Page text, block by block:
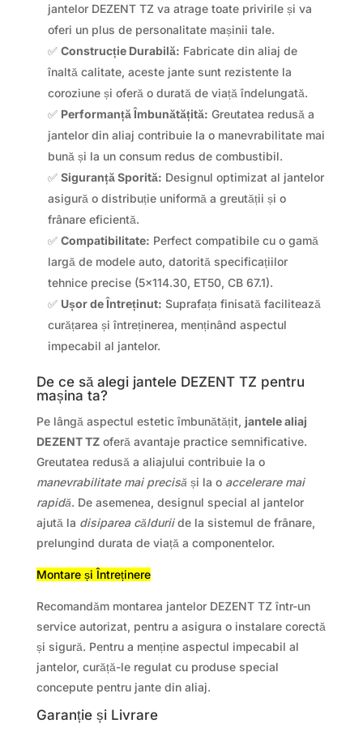
jantelor DEZENT TZ va atrage toate privirile și va
oferi un plus de personalitate mașinii tale.
✅ Construcție Durabilă: Fabricate din aliaj de
înaltă calitate, aceste jante sunt rezistente la
coroziune și oferă o durată de viață îndelungată.
✅ Performanță Îmbunătățită: Greutatea redusă a
jantelor din aliaj contribuie la o manevrabilitate mai
bună și la un consum redus de combustibil.
✅ Siguranță Sporită: Designul optimizat al jantelor
asigură o distribuție uniformă a greutății și o
frânare eficientă.
✅ Compatibilitate: Perfect compatibile cu o gamă
largă de modele auto, datorită specificațiilor
tehnice precise (5×114.30, ET50, CB 67.1).
✅ Ușor de Întreținut: Suprafața finisată facilitează
curățarea și întreținerea, menținând aspectul
impecabil al jantelor.
De ce să alegi jantele DEZENT TZ pentru
mașina ta?
Pe lângă aspectul estetic îmbunătățit, jantele aliaj
DEZENT TZoferă avantaje practice semnificative.
Greutatea redusă a aliajului contribuie la o
manevrabilitate mai precisă și la o accelerare mai
rapidă. De asemenea, designul special al jantelor
ajută la disiparea călduriide la sistemul de frânare,
prelungind durata de viață a componentelor.
Montare și Întreținere
Recomandăm montarea jantelor DEZENT TZ într-un
service autorizat, pentru a asigura o instalare corectă
și sigură. Pentru a menține aspectul impecabil al
jantelor, curăță-le regulat cu produse special
concepute pentru jante din aliaj.
Garanție și Livrare